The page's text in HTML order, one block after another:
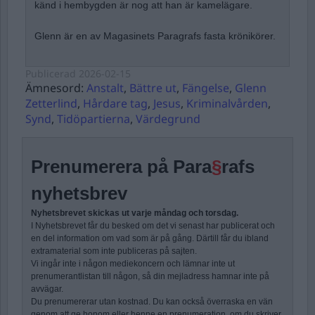
känd i hembygden är nog att han är kamelägare.
Glenn är en av Magasinets Paragrafs fasta krönikörer.
Ämnesord: Anstalt, Bättre ut, Fängelse, Glenn
Zetterlind, Hårdare tag, Jesus, Kriminalvården,
Synd, Tidöpartierna, Värdegrund
Prenumerera på Para§rafs
nyhetsbrev
Nyhetsbrevet skickas ut varje måndag och torsdag.
I Nyhetsbrevet får du besked om det vi senast har publicerat och
en del information om vad som är på gång. Därtill får du ibland
extramaterial som inte publiceras på sajten.
Vi ingår inte i någon mediekoncern och lämnar inte ut
prenumerantlistan till någon, så din mejladress hamnar inte på
avvägar.
Du prenumererar utan kostnad. Du kan också överraska en vän